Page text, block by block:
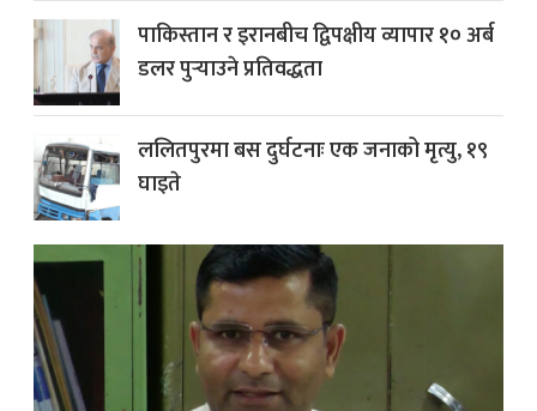
पाकिस्तान र इरानबीच द्विपक्षीय व्यापार १० अर्ब
डलर पुर्‍याउने प्रतिवद्धता
ललितपुरमा बस दुर्घटनाः एक जनाको मृत्यु, १९
घाइते